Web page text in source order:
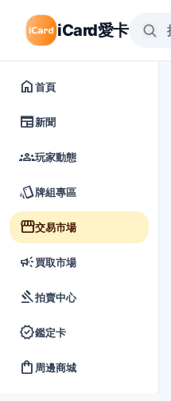
iCard愛卡
home首頁
newspaper新聞
groups玩家動態
style牌組專區
storefront交易市場
campaign買取市場
gavel拍賣中心
verified鑑定卡
shopping_bag 周邊商城